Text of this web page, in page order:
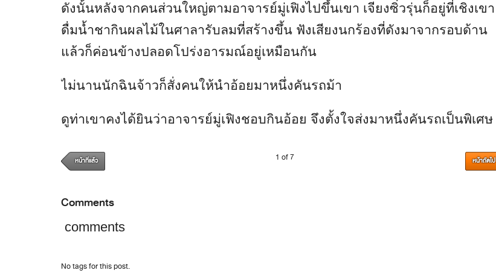
ดังนั้นหลังจากคนส่วนใหญ่ตามอาจารย์มู่เฟิงไปขึ้นเขา เจียงซิ่วรุ่นก็อยู่ที่เชิงเขา
ดื่มน้ำชากินผลไม้ในศาลารับลมที่สร้างขึ้น ฟังเสียงนกร้องที่ดังมาจากรอบด้าน
แล้วก็ค่อนข้างปลอดโปร่งอารมณ์อยู่เหมือนกัน
ไม่นานนักฉินจ้าวก็สั่งคนให้นำอ้อยมาหนึ่งคันรถม้า
ดูท่าเขาคงได้ยินว่าอาจารย์มู่เฟิงชอบกินอ้อย จึงตั้งใจส่งมาหนึ่งคันรถเป็นพิเศษ
หน้าที่แล้ว 1 of 7 หน้าถัดไป
Comments
comments
No tags for this post.